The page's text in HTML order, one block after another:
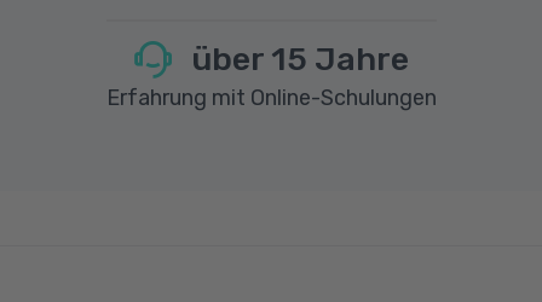
über 15 Jahre
Erfahrung mit Online-Schulungen